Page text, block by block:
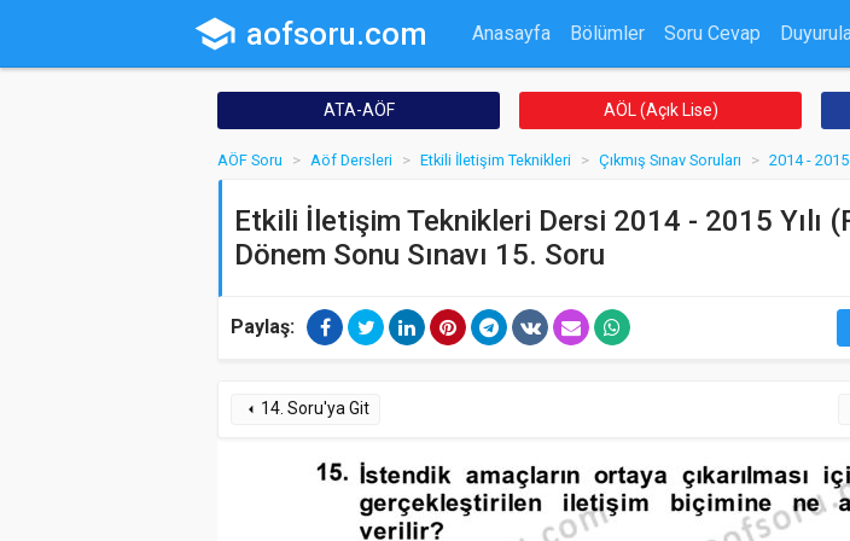
school aofsoru.com Anasayfa Bölümler Soru Cevap
ATA-AÖF AÖL (Açık Lise)
AÖF Soru Aöf Dersleri Etkili İletişim Teknikleri Çıkmış Sınav Soruları 2014 - 2015
Etkili İletişim Teknikleri Dersi 2014 - 2015 Yılı
Dönem Sonu Sınavı 15. Soru
Paylaş:
arrow_left 14. Soru'ya Git